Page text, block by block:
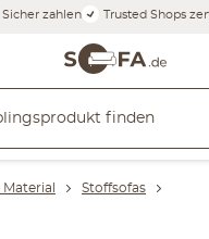
Sicher zahlen Trusted Shops
Stoffsofas